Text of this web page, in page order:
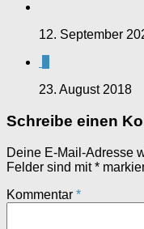
12. September
23. August 2018
Schreibe einen
Deine E-Mail-Adresse
Felder sind mit*
Kommentar *